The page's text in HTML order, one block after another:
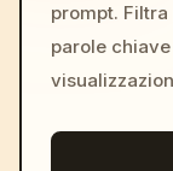
prompt.
parole